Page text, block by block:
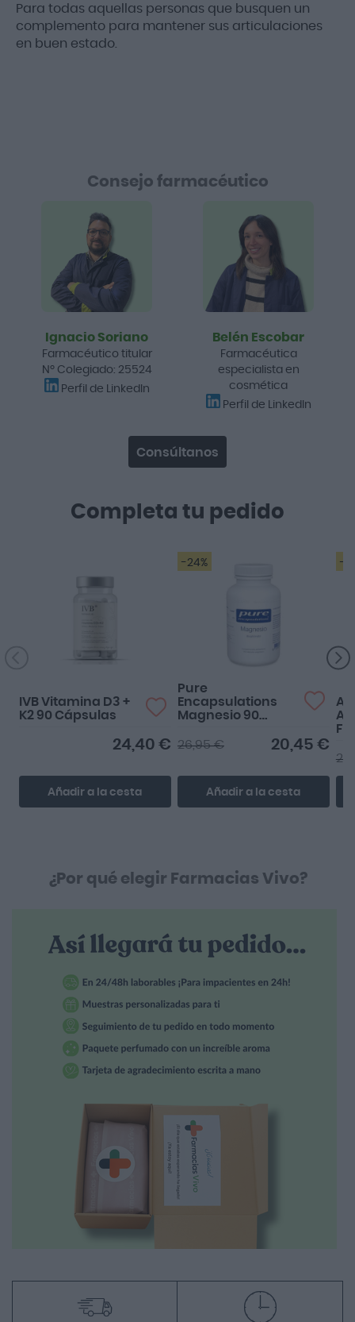
Completa tu pedido
Complementa
IVB Vitamina D3 +
K2 90 Cápsulas
24,40 €
Añadir a la cesta
-24%
Pure
Encapsulations
Magnesio 90
20,45 €
26,95 €
Añadir a la cesta
-
Para todas aquellas personas que busquen un
complemento para mantener sus articulaciones
en buen estado.
Consejo farmacéutico
Ignacio Soriano
Farmacéutico titular
Nº Colegiado: 25524
Perfil de LinkedIn
Belén Escobar
Farmacéutica
especialista en
cosmética
Perfil de LinkedIn
Consúltanos
¿Por qué elegir Farmacias Vivo?